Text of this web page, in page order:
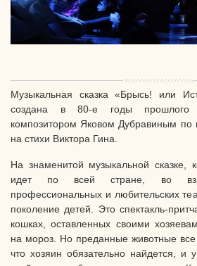
Музыкальная сказка «Брысь! или
создана в 80-е годы прошлого
композитором Яковом Дубравиным по
на стихи Виктора Гина.
На знаменитой музыкальной сказке,
идет по всей стране, во
профессиональных и любительских
поколение детей. Это спектакль-
кошках, оставленных своими
на мороз. Но преданные животные все
что хозяин обязательно найдется, и